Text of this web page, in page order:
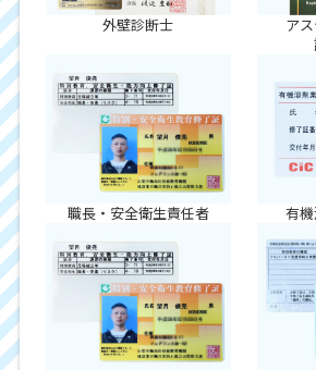
外壁診断士
ア
職長・安全衛生責任者 有